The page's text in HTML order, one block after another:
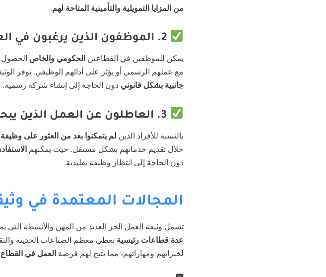
من المزايا التمويلية والتأمينية المتاحة لهم.
يمكن للموظفين في القطاعين الحكومي والخاص
مع عملهم الرسمي أو يؤثر على أدائهم الوظيفي. توفر
جانبية بشكل قانوني دون الحاجة إلى إنشاء شركة رسمية.
بالنسبة للأفراد الذين لم يتمكنوا بعد من العثور على وظيفة
خلال تقديم خدماتهم بشكل مستقل. حيث يمكنهم
دون الحاجة إلى انتظار وظيفة تقليدية.
المجالات المعتمدة في
تشمل وثيقة العمل الحر العديد من المهن والأنشطة
عدة قطاعات رئيسية تغطي معظم الصناعات الحديثة
لخبراتهم ومهاراتهم، مما يتيح لهم فرصة العمل في القطاع